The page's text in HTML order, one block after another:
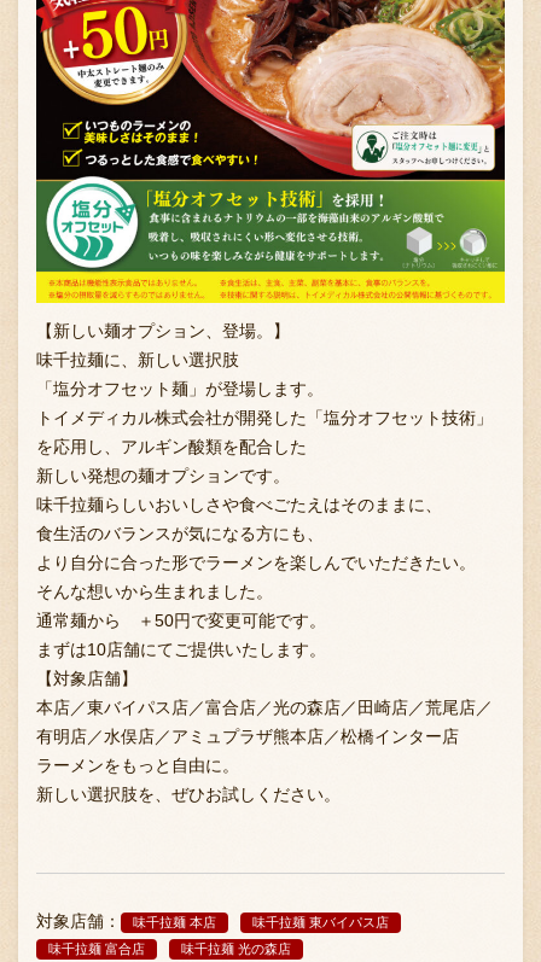
【新しい麺オプション、登場。】
味千拉麺に、新しい選択肢
「塩分オフセット麺」が登場します。
トイメディカル株式会社が開発した「塩分オフセット技術」
を応用し、アルギン酸類を配合した
新しい発想の麺オプションです。
味千拉麺らしいおいしさや食べごたえはそのままに、
食生活のバランスが気になる方にも、
より自分に合った形でラーメンを楽しんでいただきたい。
そんな想いから生まれました。
通常麺から ＋50円で変更可能です。
まずは10店舗にてご提供いたします。
【対象店舗】
本店／東バイパス店／富合店／光の森店／田崎店／荒尾店／
有明店／水俣店／アミュプラザ熊本店／松橋インター店
ラーメンをもっと自由に。
新しい選択肢を、ぜひお試しください。
対象店舗： 味千拉麺 本店
味千拉麺 東バイパス店
味千拉麺 富合店
味千拉麺 光の森店